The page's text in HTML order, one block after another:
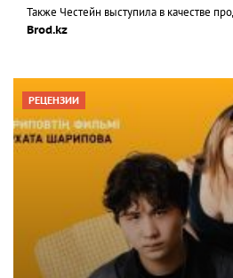
Также Честейн выступила в качестве
Brod.kz
РЕЦЕНЗИИ